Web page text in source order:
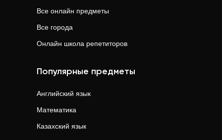
Все онлайн предметы
Все города
Онлайн школа репетиторов
Популярные предметы
Английский язык
Математика
Казахский язык